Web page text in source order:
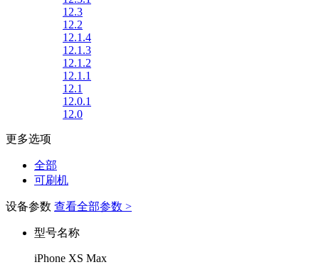
12.3
12.2
12.1.4
12.1.3
12.1.2
12.1.1
12.1
12.0.1
12.0
更多选项
全部
可刷机
设备参数 查看全部参数 >
型号名称
iPhone XS Max